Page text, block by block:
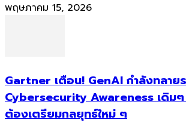
พฤษภาคม 15, 2026
Gartner เตือน! GenAI กำลังทลาย
Cybersecurity Awareness เดิม
ต้องเตรียมกลยุทธ์ใหม่ ๆ